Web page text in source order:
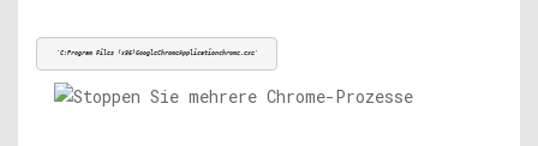
'C:Program Files (x86)GoogleChromeApplicationchrome.exe'